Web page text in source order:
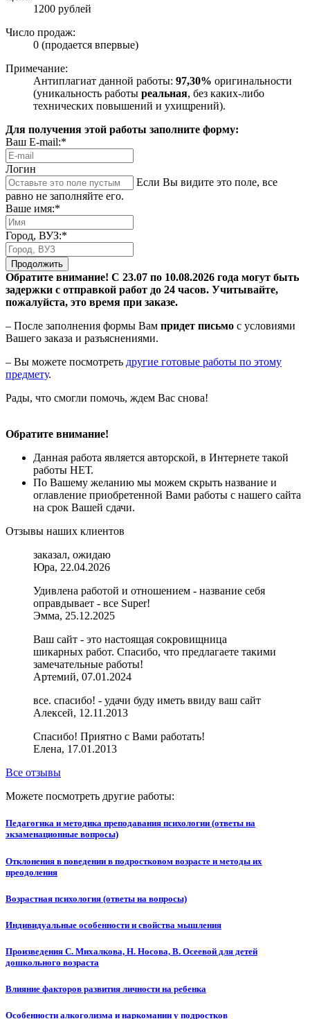
1200 рублей
Число продаж:
0 (продается впервые)
Примечание:
Антиплагиат данной работы: 97,30% оригинальности
(уникальность работы реальная, без каких-либо
технических повышений и ухищрений).
Для получения этой работы заполните форму:
Ваш E-mail:*
Логин
Если Вы видите это поле, все
равно не заполняйте его.
Ваше имя:*
Город, ВУЗ:*
Продолжить
Обратите внимание! С 23.07 по 10.08.2026 года могут быть
задержки с отправкой работ до 24 часов. Учитывайте,
пожалуйста, это время при заказе.
– После заполнения формы Вам придет письмо с условиями
Вашего заказа и разъяснениями.
– Вы можете посмотреть другие готовые работы по этому
предмету.
Рады, что смогли помочь, ждем Вас снова!
Обратите внимание!
Данная работа является авторской, в Интернете такой
работы НЕТ.
По Вашему желанию мы можем скрыть название и
оглавление приобретенной Вами работы с нашего сайта
на срок Вашей сдачи.
Отзывы наших клиентов
заказал, ожидаю
Юра, 22.04.2026
Удивлена работой и отношением - название себя
оправдывает - все Super!
Эмма, 25.12.2025
Ваш сайт - это настоящая сокровищница
шикарных работ. Спасибо, что предлагаете такими
замечательные работы!
Артемий, 07.01.2024
все. спасибо! - удачи буду иметь ввиду ваш сайт
Алексей, 12.11.2013
Спасибо! Приятно с Вами работать!
Елена, 17.01.2013
Все отзывы
Можете посмотреть другие работы:
Педагогика и методика преподавания психологии (ответы на
экзаменационные вопросы)
Отклонения в поведении в подростковом возрасте и методы их
преодоления
Возрастная психология (ответы на вопросы)
Индивидуальные особенности и свойства мышления
Произведения С. Михалкова, Н. Носова, В. Осеевой для детей
дошкольного возраста
Влияние факторов развития личности на ребенка
Особенности алкоголизма и наркомании у подростков